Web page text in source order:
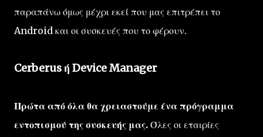
παραπάνω όμως μέχρι εκεί που μας επιτρέπει το
Android και οι συσκευές που το φέρουν.
Cerberus ή Device Manager
Πρώτα από όλα θα χρειαστούμε ένα πρόγραμμα
εντοπισμού της συσκευής μας. Όλες οι εταιρίες